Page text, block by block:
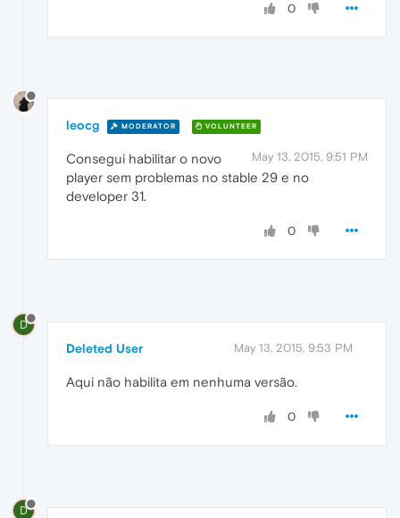
0
leocg MODERATOR VOLUNTEER
May 13, 2015, 9:51 PM
Consegui habilitar o novo
player sem problemas no stable 29 e no
developer 31.
0
D
Deleted User May 13, 2015, 9:53 PM
Aqui não habilita em nenhuma versão.
0
D